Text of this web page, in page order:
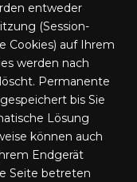
entweder
(Session-
Cookies) auf Ihrem
werden nach
Permanente
bis Sie
Lösung
können auch
Endgerät
Seite betreten